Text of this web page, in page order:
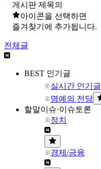
게시판 제목의
아이콘을 선택하면
즐겨찾기에 추가됩니다.
전체글
BEST 인기글
실시간 인기글
명예의 전당
할말이슈·이슈토론
정치
경제/금융